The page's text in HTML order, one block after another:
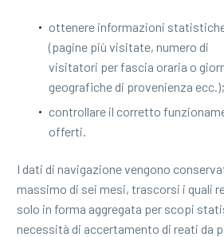
ottenere informazioni statistiche
(pagine più visitate, numero di
visitatori per fascia oraria o
geografiche di provenienza ecc.);
controllare il corretto
offerti.
I dati di navigazione vengono
massimo di sei mesi, trascorsi i quali
solo in forma aggregata per scopi
necessità di accertamento di reati da